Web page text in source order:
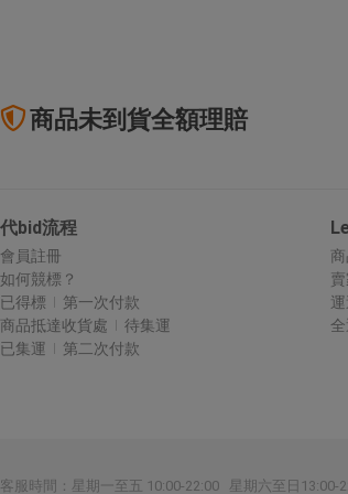
商品未到貨全額理賠
代bid流程
會員註冊
如何競標？
已得標
第一次付款
商品抵達收貨處
待集運
已集運
第二次付款
客服時間：星期一至五 10:00-22:00 星期六至日13:00-